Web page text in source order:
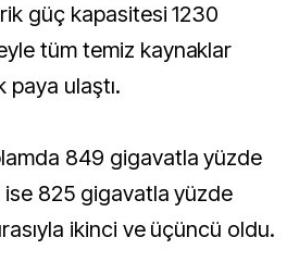
güç kapasitesi 1230
tüm temiz kaynaklar
paya ulaştı.
849 gigavatla yüzde
825 gigavatla yüzde
ikinci ve üçüncü oldu.